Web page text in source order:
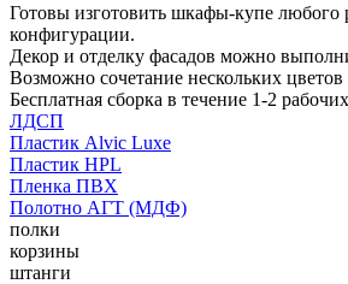
Готовы изготовить шкафы-купе любого
конфигурации.
Декор и отделку фасадов можно
Возможно сочетание нескольких
Бесплатная сборка в течение 1-2
ЛДСП
Пластик Alvic Luxe
Пластик HPL
Пленка ПВХ
Полотно АГТ (МДФ)
полки
корзины
штанги